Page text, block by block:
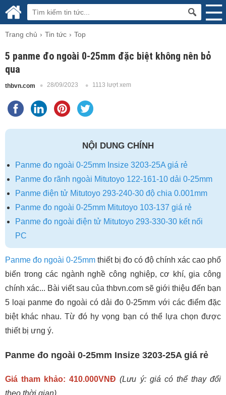
Trang chủ Tin tức Top
5 panme đo ngoài 0-25mm đặc biệt không nên bỏ
qua
thbvn.com 28/09/2023 1113 lượt xem
NỘI DUNG CHÍNH
Panme đo ngoài 0-25mm Insize 3203-25A giá rẻ
Panme đo rãnh ngoài Mitutoyo 122-161-10 dải 0-25mm
Panme điện tử Mitutoyo 293-240-30 độ chia 0.001mm
Panme đo ngoài 0-25mm Mitutoyo 103-137 giá rẻ
Panme đo ngoài điện tử Mitutoyo 293-330-30 kết nối
PC
Panme đo ngoài 0-25mm thiết bị đo có độ chính xác cao phổ
biến trong các ngành nghề công nghiệp, cơ khí, gia công
chính xác... Bài viết sau của thbvn.com sẽ giới thiệu đến bạn
5 loại panme đo ngoài có dải đo 0-25mm với các điểm đặc
biệt khác nhau. Từ đó hy vọng bạn có thể lựa chọn được
thiết bị ưng ý.
Panme đo ngoài 0-25mm Insize 3203-25A giá rẻ
Giá tham khảo: 410.000VNĐ(Lưu ý: giá có thể thay đổi
theo thời gian)